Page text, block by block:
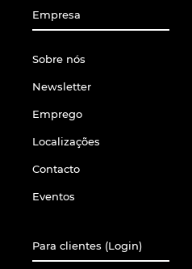
Empresa
Sobre nós
Newsletter
Emprego
Localizações
Contacto
Eventos
Para clientes (Login)